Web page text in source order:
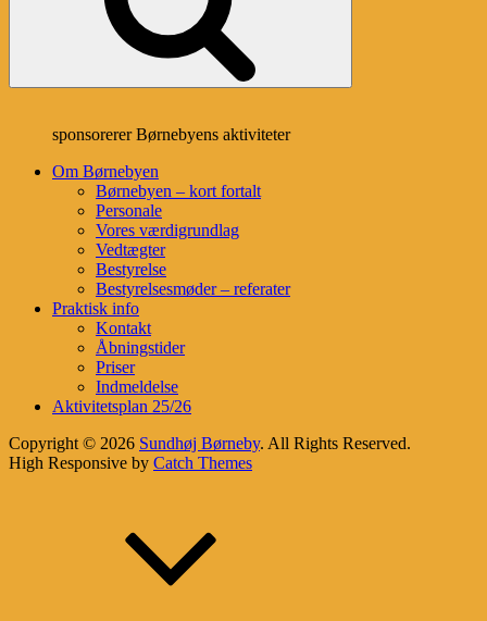
sponsorerer Børnebyens aktiviteter
Om Børnebyen
Børnebyen – kort fortalt
Personale
Vores værdigrundlag
Vedtægter
Bestyrelse
Bestyrelsesmøder – referater
Praktisk info
Kontakt
Åbningstider
Priser
Indmeldelse
Aktivitetsplan 25/26
Copyright © 2026 Sundhøj Børneby. All Rights Reserved.
High Responsive by Catch Themes